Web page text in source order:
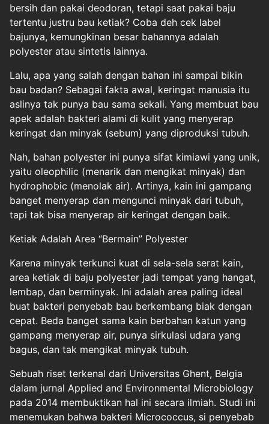
bersih dan pakai deodoran, tetapi saat pakai baju
tertentu justru bau ketiak? Coba deh cek label
bajunya, kemungkinan besar bahannya adalah
polyester atau sintetis lainnya.
Lalu, apa yang salah dengan bahan ini sampai bikin
bau badan? Sebagai fakta awal, keringat manusia itu
aslinya tak punya bau sama sekali. Yang membuat bau
apek adalah bakteri alami di kulit yang menyerap
keringat dan minyak (sebum) yang diproduksi tubuh.
Nah, bahan polyester ini punya sifat kimiawi yang unik,
yaitu oleophilic (menarik dan mengikat minyak) dan
hydrophobic (menolak air). Artinya, kain ini gampang
banget menyerap dan mengunci minyak dari tubuh,
tapi tak bisa menyerap air keringat dengan baik.
Ketiak Adalah Area “Bermain” Polyester
Karena minyak terkunci kuat di sela-sela serat kain,
area ketiak di baju polyester jadi tempat yang hangat,
lembap, dan berminyak. Ini adalah area paling ideal
buat bakteri penyebab bau berkembang biak dengan
cepat. Beda banget sama kain berbahan katun yang
gampang menyerap air, punya sirkulasi udara yang
bagus, dan tak mengikat minyak tubuh.
Sebuah riset terkenal dari Universitas Ghent, Belgia
dalam jurnal Applied and Environmental Microbiology
pada 2014 membuktikan hal ini secara ilmiah. Studi ini
menemukan bahwa bakteri Micrococcus, si penyebab